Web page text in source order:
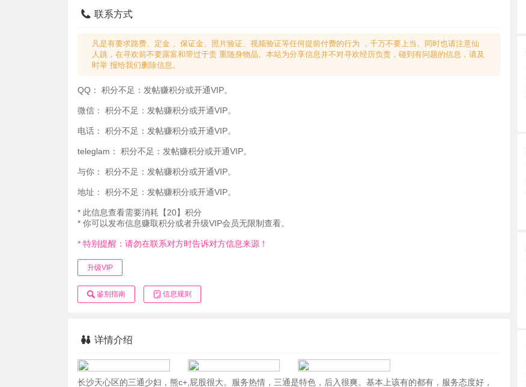
联系方式
凡是有要求路费、定金 、保证金、照片验证、视频验证等任何提前付费的行为 ，千万不要上当。同时也请注意仙
人跳，在寻欢前不要露富和带过于贵 重随身物品。本站为分享信息并不对寻欢经历负责，碰到有问题的信息，请及
时举 报给我们删除信息。
QQ： 积分不足：发帖赚积分或开通VIP。
微信： 积分不足：发帖赚积分或开通VIP。
电话： 积分不足：发帖赚积分或开通VIP。
teleglam： 积分不足：发帖赚积分或开通VIP。
与你： 积分不足：发帖赚积分或开通VIP。
地址： 积分不足：发帖赚积分或开通VIP。
* 此信息查看需要消耗【20】积分
* 你可以发布信息赚取积分或者升级VIP会员无限制查看。
* 特别提醒：请勿在联系对方时告诉对方信息来源！
升级VIP
鉴别指南 信息规则
详情介绍
长沙天心区的三通少妇，熊c+,屁股很大。服务热情，三通是特色，后入很爽。基本上该有的都有，服务态度好，